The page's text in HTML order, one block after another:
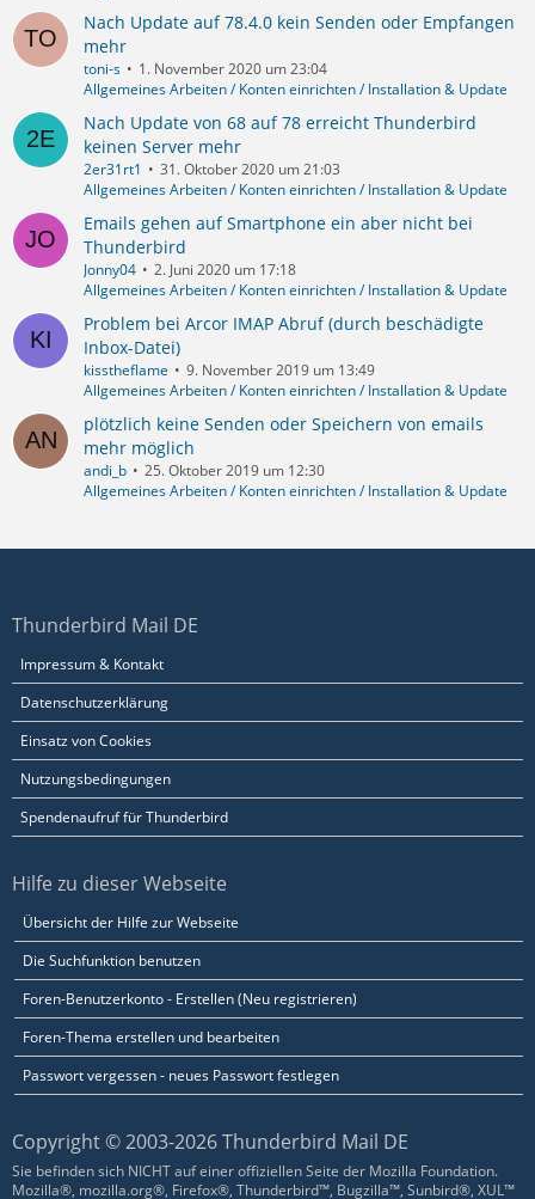
Nach Update auf 78.4.0 kein Senden oder Empfangen
mehr
toni-s
1. November 2020 um 23:04
Allgemeines Arbeiten / Konten einrichten / Installation & Update
Nach Update von 68 auf 78 erreicht Thunderbird
keinen Server mehr
2er31rt1
31. Oktober 2020 um 21:03
Allgemeines Arbeiten / Konten einrichten / Installation & Update
Emails gehen auf Smartphone ein aber nicht bei
Thunderbird
Jonny04
2. Juni 2020 um 17:18
Allgemeines Arbeiten / Konten einrichten / Installation & Update
Problem bei Arcor IMAP Abruf (durch beschädigte
Inbox-Datei)
kisstheflame
9. November 2019 um 13:49
Allgemeines Arbeiten / Konten einrichten / Installation & Update
plötzlich keine Senden oder Speichern von emails
mehr möglich
andi_b
25. Oktober 2019 um 12:30
Allgemeines Arbeiten / Konten einrichten / Installation & Update
Thunderbird Mail DE
Impressum & Kontakt
Datenschutzerklärung
Einsatz von Cookies
Nutzungsbedingungen
Spendenaufruf für Thunderbird
Hilfe zu dieser Webseite
Übersicht der Hilfe zur Webseite
Die Suchfunktion benutzen
Foren-Benutzerkonto - Erstellen (Neu registrieren)
Foren-Thema erstellen und bearbeiten
Passwort vergessen - neues Passwort festlegen
Copyright © 2003-2026 Thunderbird Mail DE
Sie befinden sich NICHT auf einer offiziellen Seite der Mozilla Foundation.
Mozilla®, mozilla.org®, Firefox®, Thunderbird™, Bugzilla™, Sunbird®, XUL™